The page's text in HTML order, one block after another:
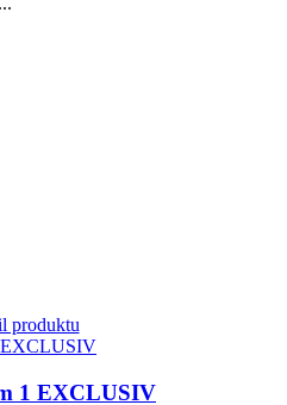
produktu
1 EXCLUSIV